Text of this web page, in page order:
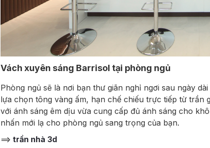
Vách xuyên sáng Barrisol tại phòng ngủ
Phòng ngủ sẽ là nơi bạn thư giãn nghỉ ngơi sau ngày
lựa chọn tông vàng ấm, hạn chế chiếu trực tiếp từ trần
với ánh sáng êm dịu vừa cung cấp đủ ánh sáng cho
nhấn mới lạ cho phòng ngủ sang trọng của bạn.
==> trần nhà 3d